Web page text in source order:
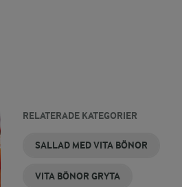
RELATERADE KATEGORIER
SALLAD MED VITA BÖNOR
VITA BÖNOR GRYTA